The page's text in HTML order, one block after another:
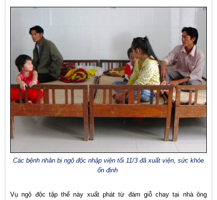
Các bệnh nhân bị ngộ độc nhập viện tối 11/3 đã xuất viện, sức khỏe
ổn định
Vụ ngộ độc tập thể này xuất phát từ đám giỗ chay tại nhà ông